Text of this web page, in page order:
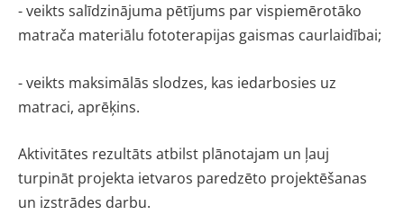
- veikts salīdzinājuma pētījums par vispiemērotāko
matrača materiālu fototerapijas gaismas caurlaidībai;
- veikts maksimālās slodzes, kas iedarbosies uz
matraci, aprēķins.
Aktivitātes rezultāts atbilst plānotajam un ļauj
turpināt projekta ietvaros paredzēto projektēšanas
un izstrādes darbu.